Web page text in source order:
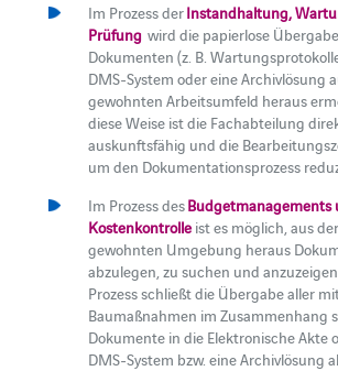
Im Prozess derInstandhaltung,
Prüfung wird die papierlose
Dokumenten (z. B.
DMS-System oder eine Archivlösung
gewohnten Arbeitsumfeld heraus
diese Weise ist die Fachabteilung
auskunftsfähig und die
um den Dokumentationsprozess
Im Prozess desBudgetmanagements
Kostenkontrolle ist es möglich, aus der
gewohnten Umgebung heraus
abzulegen, zu suchen und
Prozess schließt die Übergabe aller
Baumaßnahmen im Zusammenhang
Dokumente in die Elektronische Akte
DMS-System bzw. eine Archivlösung